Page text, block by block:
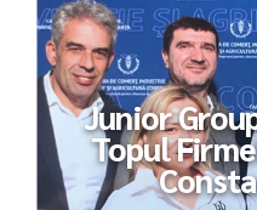
Junior
Topul